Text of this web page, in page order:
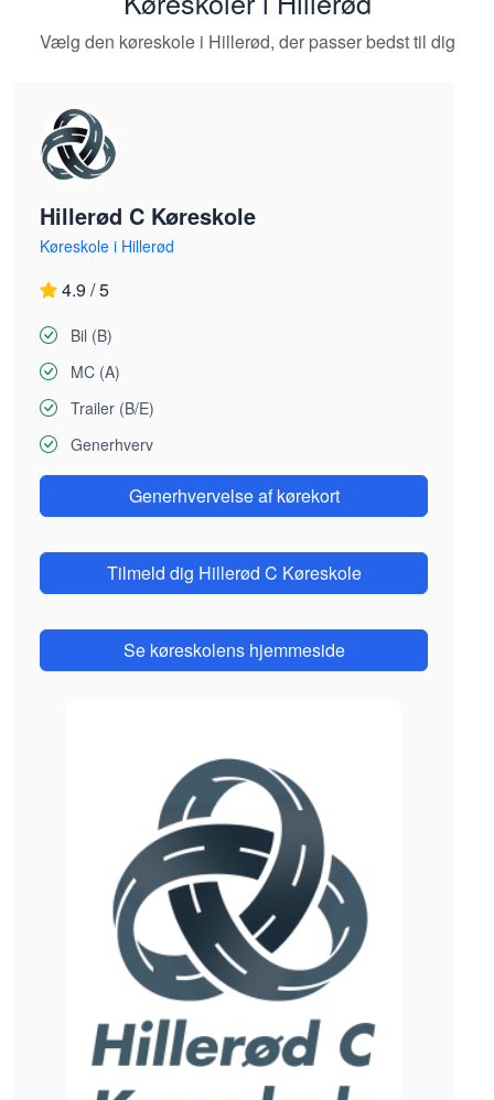
Vælg den køreskole i Hillerød, der passer bedst til dig
Hillerød C Køreskole
Køreskole i Hillerød
4.9 / 5
Bil (B)
MC (A)
Trailer (B/E)
Generhverv
Generhvervelse af kørekort
Tilmeld dig Hillerød C Køreskole
Se køreskolens hjemmeside